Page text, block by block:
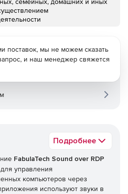
Подробнее
FabulaTech Sound over RDP
управления
компьютеров через
используют звуки в
поставок, мы не можем сказать
и наш менеджер свяжется